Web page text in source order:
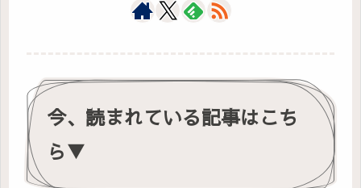
今、読まれている記事はこち
ら▼